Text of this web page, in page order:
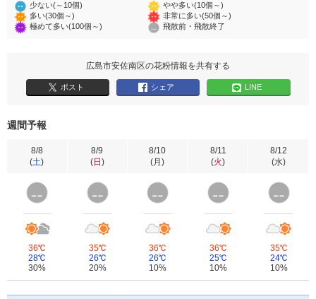
少ない(～10個)
やや多い(10個～)
多い(30個～)
非常に多い(50個～)
極めて多い(100個～)
飛散前・飛散終了
広島市安佐南区の花粉情報を共有する
ポスト シェア LINE
週間予報
8/8
(土)
36℃
28℃
30%
8/9
(日 )
35℃
26℃
20%
8/10
(月)
36℃
26℃
10%
8/11
(火)
36℃
25℃
10%
8/12
(水)
35℃
24℃
10%